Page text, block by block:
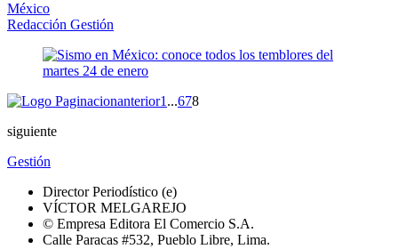
México
Redacción Gestión
anterior1 ...678
siguiente
Gestión
Director Periodístico (e)
VÍCTOR MELGAREJO
© Empresa Editora El Comercio S.A.
Calle Paracas #532, Pueblo Libre, Lima.